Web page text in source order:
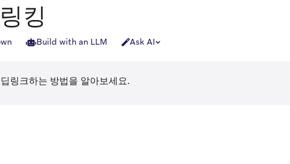
킹
Build with an LLM Ask AI
링크하는 방법을 알아보세요.